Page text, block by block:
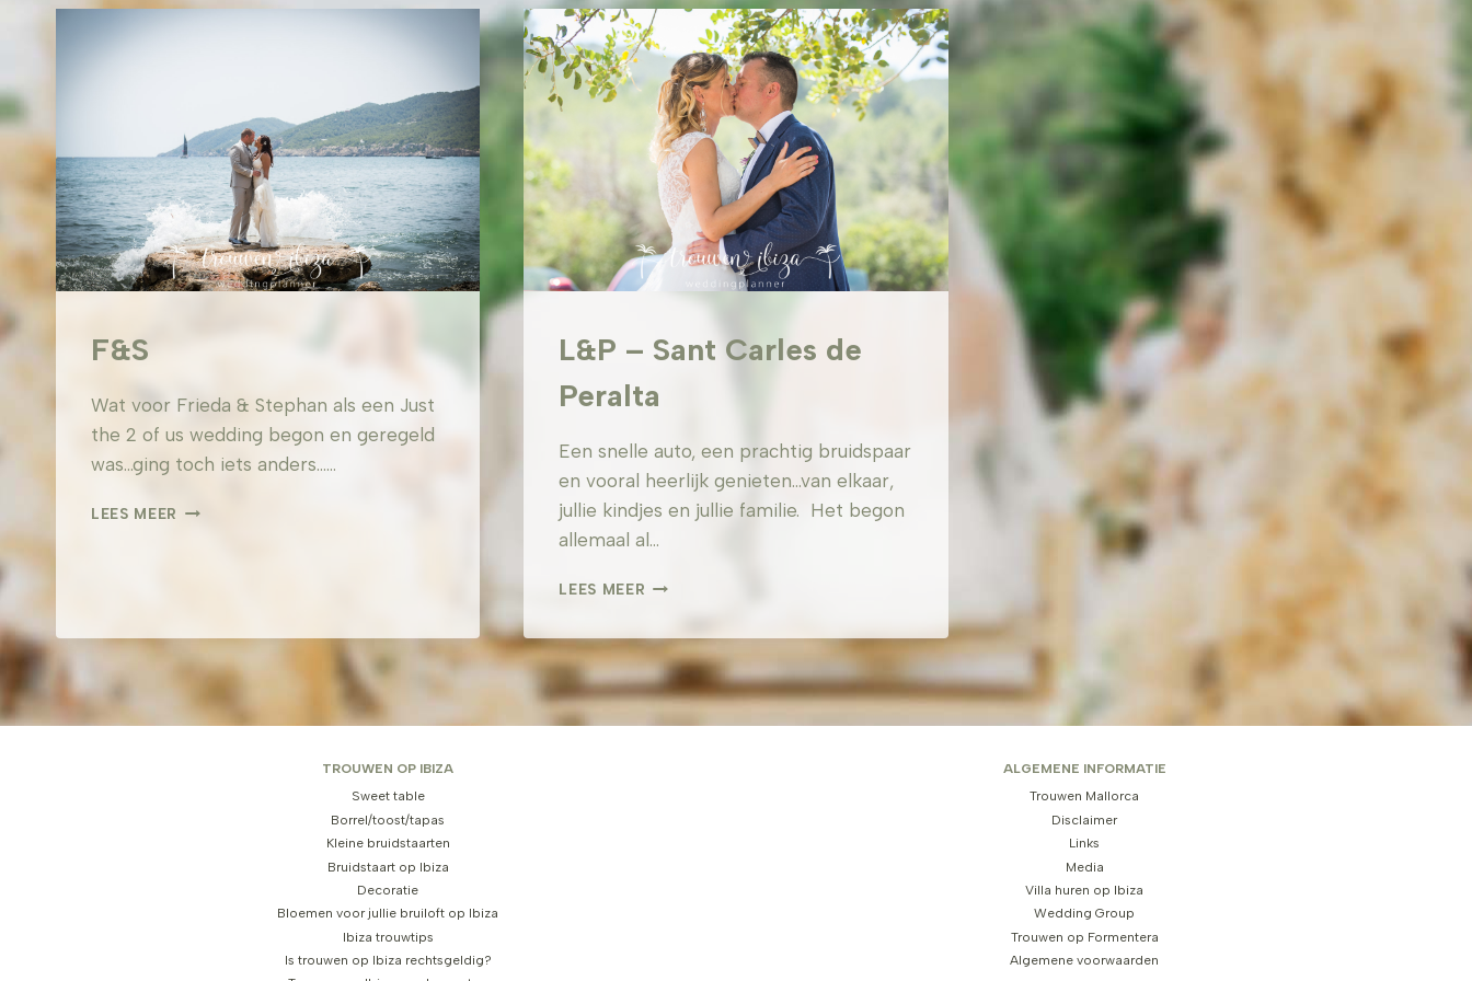
F&S
Wat voor Frieda & Stephan als een Just
the 2 of us wedding begon en geregeld
was…ging toch iets anders……
LEES MEER F&S
L&P – Sant Carles de
Peralta
Een snelle auto, een prachtig bruidspaar
en vooral heerlijk genieten…van elkaar,
jullie kindjes en jullie familie. Het begon
allemaal al…
LEES MEER L&P
CARLES
DE
PERALTA
TROUWEN OP IBIZA
Sweet table
Borrel/toost/tapas
Kleine bruidstaarten
Bruidstaart op Ibiza
Decoratie
Bloemen voor jullie bruiloft op Ibiza
Ibiza trouwtips
Is trouwen op Ibiza rechtsgeldig?
ALGEMENE INFORMATIE
Trouwen Mallorca
Disclaimer
Links
Media
Villa huren op Ibiza
Wedding Group
Trouwen op Formentera
Algemene voorwaarden